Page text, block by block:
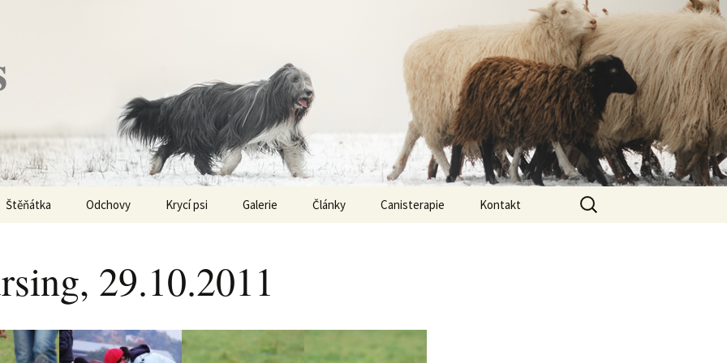
Štěňátka Odchovy
Vrh „O“
Vrh „M“
Krycí psi
Nivellen
Kaer Morhen
Galerie
Výstavy
Ostatní
Články
Barvy u Bearded Collií
Canisterapie Kontakt
Vyhledávání
29.10.2011